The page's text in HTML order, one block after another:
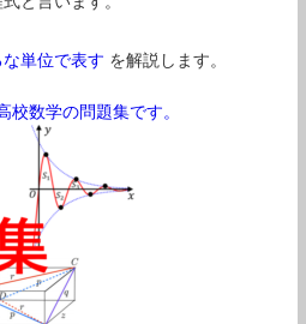
単位で表す を解説します。
数学の問題集です。